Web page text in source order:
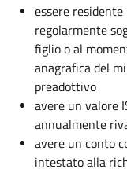
essere
regolarmente
figlio o al
anagrafica del
preadottivo
avere un valore
annualmente
avere un conto
intestato alla